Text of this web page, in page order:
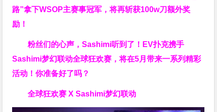
路”拿下WSOP主赛事冠军，将再斩获100w刀额外奖
励！
粉丝们的心声，Sashimi听到了！EV扑克携手
Sashimi梦幻联动全球狂欢赛，将在5月带来一系列精彩
活动！你准备好了吗？
全球狂欢赛 X Sashimi梦幻联动